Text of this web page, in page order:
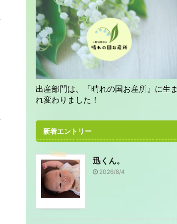
出産部門は、『晴れの国お産所』に生ま
れ変わりました！
新着エントリー
迅くん。
2026/8/4